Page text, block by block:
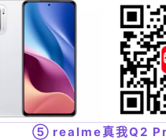
⑤ realme真我Q2